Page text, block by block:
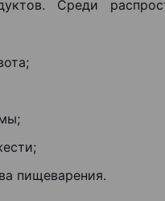
Среди
пищеварения.